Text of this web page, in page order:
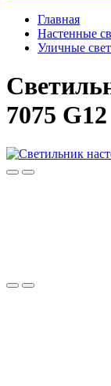
Главная
Настенные
Уличные
7075 G12